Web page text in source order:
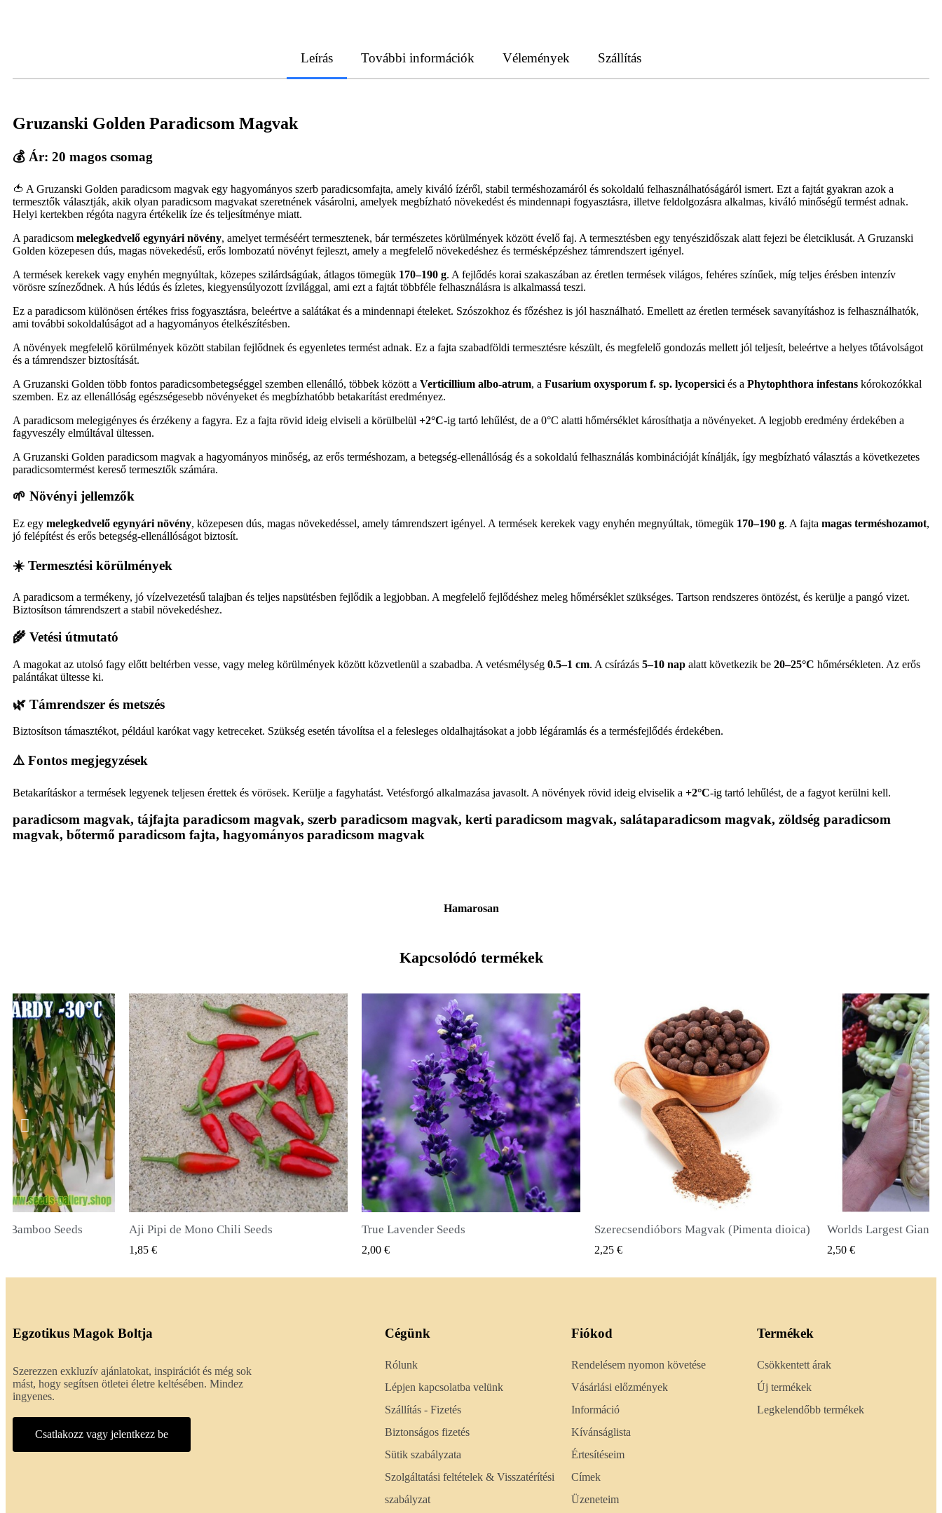
Leírás További információk Vélemények Szállítás
Gruzanski Golden Paradicsom Magvak
💰 Ár: 20 magos csomag
🍅 A Gruzanski Golden paradicsom magvak egy hagyományos szerb paradicsomfajta, amely kiváló ízéről, stabil terméshozamáról és sokoldalú felhasználhatóságáról ismert. Ezt a fajtát gyakran azok a
termesztők választják, akik olyan paradicsom magvakat szeretnének vásárolni, amelyek megbízható növekedést és mindennapi fogyasztásra, illetve feldolgozásra alkalmas, kiváló minőségű termést adnak.
Helyi kertekben régóta nagyra értékelik íze és teljesítménye miatt.
A paradicsom melegkedvelő egynyári növény, amelyet terméséért termesztenek, bár természetes körülmények között évelő faj. A termesztésben egy tenyészidőszak alatt fejezi be életciklusát. A Gruzanski
Golden közepesen dús, magas növekedésű, erős lombozatú növényt fejleszt, amely a megfelelő növekedéshez és termésképzéshez támrendszert igényel.
A termések kerekek vagy enyhén megnyúltak, közepes szilárdságúak, átlagos tömegük 170–190 g. A fejlődés korai szakaszában az éretlen termések világos, fehéres színűek, míg teljes érésben intenzív
vörösre színeződnek. A hús lédús és ízletes, kiegyensúlyozott ízvilággal, ami ezt a fajtát többféle felhasználásra is alkalmassá teszi.
Ez a paradicsom különösen értékes friss fogyasztásra, beleértve a salátákat és a mindennapi ételeket. Szószokhoz és főzéshez is jól használható. Emellett az éretlen termések savanyításhoz is felhasználhatók,
ami további sokoldalúságot ad a hagyományos ételkészítésben.
A növények megfelelő körülmények között stabilan fejlődnek és egyenletes termést adnak. Ez a fajta szabadföldi termesztésre készült, és megfelelő gondozás mellett jól teljesít, beleértve a helyes tőtávolságot
és a támrendszer biztosítását.
A Gruzanski Golden több fontos paradicsombetegséggel szemben ellenálló, többek között a Verticillium albo-atrum, a Fusarium oxysporum f. sp. lycopersici és a Phytophthora infestans kórokozókkal
szemben. Ez az ellenállóság egészségesebb növényeket és megbízhatóbb betakarítást eredményez.
A paradicsom melegigényes és érzékeny a fagyra. Ez a fajta rövid ideig elviseli a körülbelül +2°C-ig tartó lehűlést, de a 0°C alatti hőmérséklet károsíthatja a növényeket. A legjobb eredmény érdekében a
fagyveszély elmúltával ültessen.
A Gruzanski Golden paradicsom magvak a hagyományos minőség, az erős terméshozam, a betegség-ellenállóság és a sokoldalú felhasználás kombinációját kínálják, így megbízható választás a következetes
paradicsomtermést kereső termesztők számára.
🌱 Növényi jellemzők
Ez egy melegkedvelő egynyári növény, közepesen dús, magas növekedéssel, amely támrendszert igényel. A termések kerekek vagy enyhén megnyúltak, tömegük 170–190 g. A fajta magas terméshozamot,
jó felépítést és erős betegség-ellenállóságot biztosít.
☀️ Termesztési körülmények
A paradicsom a termékeny, jó vízelvezetésű talajban és teljes napsütésben fejlődik a legjobban. A megfelelő fejlődéshez meleg hőmérséklet szükséges. Tartson rendszeres öntözést, és kerülje a pangó vizet.
Biztosítson támrendszert a stabil növekedéshez.
🌾 Vetési útmutató
A magokat az utolsó fagy előtt beltérben vesse, vagy meleg körülmények között közvetlenül a szabadba. A vetésmélység 0.5–1 cm. A csírázás 5–10 nap alatt következik be 20–25°C hőmérsékleten. Az erős
palántákat ültesse ki.
🌿 Támrendszer és metszés
Biztosítson támasztékot, például karókat vagy ketreceket. Szükség esetén távolítsa el a felesleges oldalhajtásokat a jobb légáramlás és a termésfejlődés érdekében.
⚠️ Fontos megjegyzések
Betakarításkor a termések legyenek teljesen érettek és vörösek. Kerülje a fagyhatást. Vetésforgó alkalmazása javasolt. A növények rövid ideig elviselik a +2°C-ig tartó lehűlést, de a fagyot kerülni kell.
paradicsom magvak, tájfajta paradicsom magvak, szerb paradicsom magvak, kerti paradicsom magvak, salátaparadicsom magvak, zöldség paradicsom
magvak, bőtermő paradicsom fajta, hagyományos paradicsom magvak
Hamarosan
Kapcsolódó termékek
Seeds GYORSNÉZET
True Lavender Seeds
2,00 €
GYORSNÉZET
Szerecsendióbors Magvak (Pimenta dioica)
2,25 €
GYORSNÉZET Worlds Largest Giant Corn Magvak Cuzco - Cusco
2,50 €
Óriás napraforgó
2,40 €
Egzotikus Magok Boltja
Szerezzen exkluzív ajánlatokat, inspirációt és még sok
mást, hogy segítsen ötletei életre keltésében. Mindez
ingyenes.
Csatlakozz vagy jelentkezz be
Cégünk
Rólunk
Lépjen kapcsolatba velünk
Szállítás - Fizetés
Biztonságos fizetés
Sütik szabályzata
Szolgáltatási feltételek & Visszatérítési
szabályzat
Fiókod
Rendelésem nyomon követése
Vásárlási előzmények
Információ
Kívánságlista
Értesítéseim
Címek
Üzeneteim
Termékek
Csökkentett árak
Új termékek
Legkelendőbb termékek